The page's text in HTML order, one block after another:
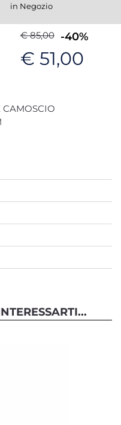
in Negozio
€ 85,00 -40%
€ 51,00
CAMOSCIO